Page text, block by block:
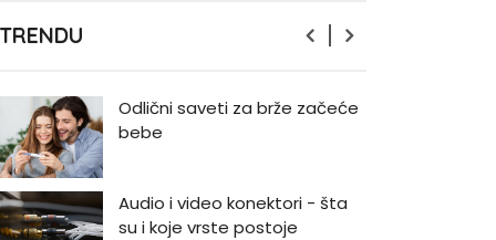
Odlični saveti za brže začeće
bebe
Audio i video konektori - šta
su i koje vrste postoje